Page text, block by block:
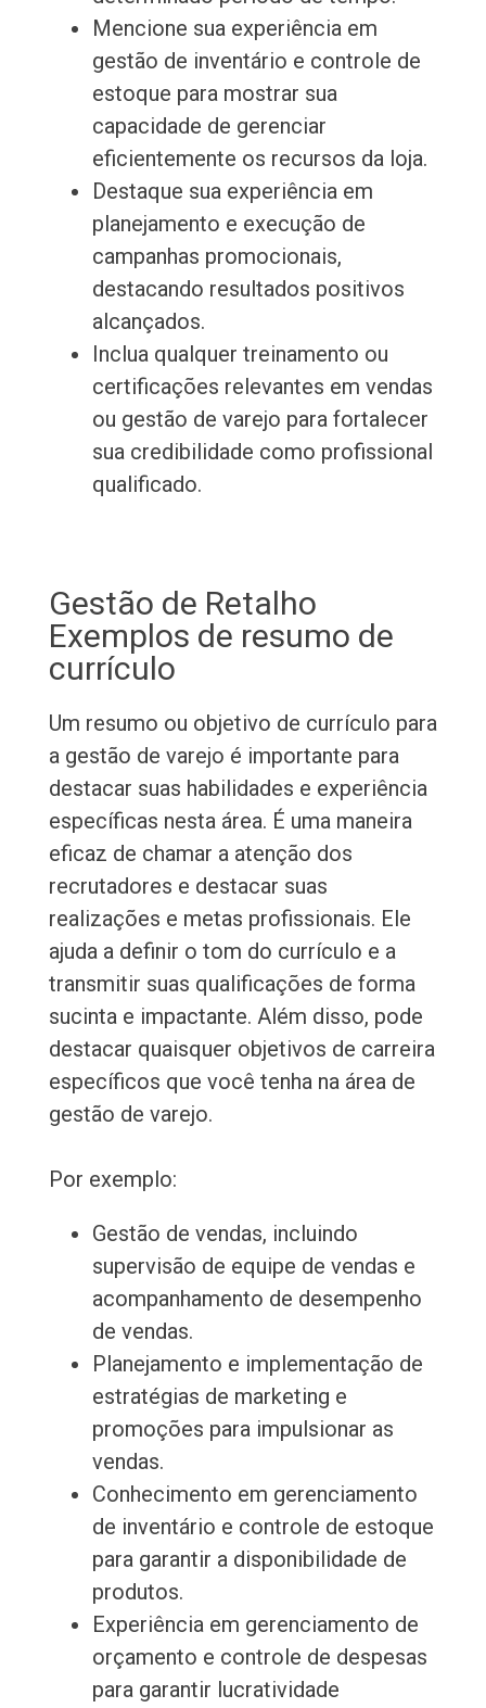
Mencione sua experiência em
gestão de inventário e controle de
estoque para mostrar sua
capacidade de gerenciar
eficientemente os recursos da loja.
Destaque sua experiência em
planejamento e execução de
campanhas promocionais,
destacando resultados positivos
alcançados.
Inclua qualquer treinamento ou
certificações relevantes em vendas
ou gestão de varejo para fortalecer
sua credibilidade como profissional
qualificado.
Gestão de Retalho
Exemplos de resumo de
currículo
Um resumo ou objetivo de currículo para
a gestão de varejo é importante para
destacar suas habilidades e experiência
específicas nesta área. É uma maneira
eficaz de chamar a atenção dos
recrutadores e destacar suas
realizações e metas profissionais. Ele
ajuda a definir o tom do currículo e a
transmitir suas qualificações de forma
sucinta e impactante. Além disso, pode
destacar quaisquer objetivos de carreira
específicos que você tenha na área de
gestão de varejo.
Por exemplo:
Gestão de vendas, incluindo
supervisão de equipe de vendas e
acompanhamento de desempenho
de vendas.
Planejamento e implementação de
estratégias de marketing e
promoções para impulsionar as
vendas.
Conhecimento em gerenciamento
de inventário e controle de estoque
para garantir a disponibilidade de
produtos.
Experiência em gerenciamento de
orçamento e controle de despesas
para garantir lucratividade